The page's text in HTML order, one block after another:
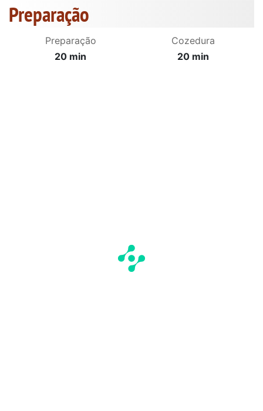
Preparação
Preparação
20 min
Cozedura
20 min